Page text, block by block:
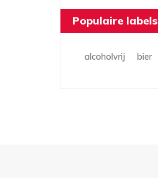
Populaire labels
alcoholvrij bier